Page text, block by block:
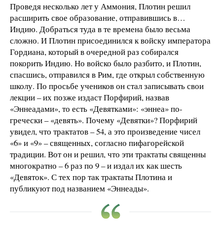
Проведя несколько лет у Аммония, Плотин решил
расширить свое образование, отправившись в…
Индию. Добраться туда в те времена было весьма
сложно. И Плотин присоединился к войску императора
Гордиана, который в очередной раз собирался
покорить Индию. Но войско было разбито, и Плотин,
спасшись, отправился в Рим, где открыл собственную
школу. По просьбе учеников он стал записывать свои
лекции – их позже издаст Порфирий, назвав
«Эннеадами», то есть «Девятками»: «эннеа» по-
гречески – «девять». Почему «Девятки»? Порфирий
увидел, что трактатов – 54, а это произведение чисел
«6» и «9» – священных, согласно пифагорейской
традиции. Вот он и решил, что эти трактаты священны
многократно – 6 раз по 9 – и издал их как шесть
«Девяток». С тех пор так трактаты Плотина и
публикуют под названием «Эннеады».